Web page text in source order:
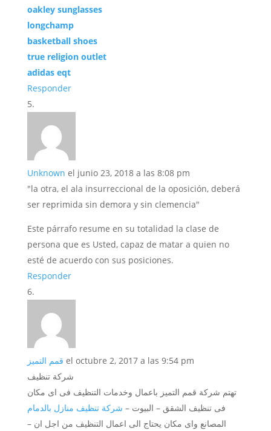
oakley sunglasses
longchamp
basketball shoes
true religion outlet
adidas eqt
Responder
Unknown el junio 23, 2018 a las 8:08 pm
"la otra, el ala insurreccional de la oposición, deberá
ser reprimida sin demora y sin clemencia"
Este párrafo resume en su totalidad la clase de
persona que es Usted, capaz de matar a quien no
esté de acuerdo con sus posiciones.
Responder
قمم التميز el octubre 2, 2017 a las 9:54 pm
شركة تنظيف
تهتم شركة قمم التميز باعمال وخدمات التنظيف فى اى مكان
فى تنظيف الشقق – البيوت – شركة تنظيف منازل بالدمام
– المصانع واى مكان يحتاج الى اعمال التنظيف من اجل ان